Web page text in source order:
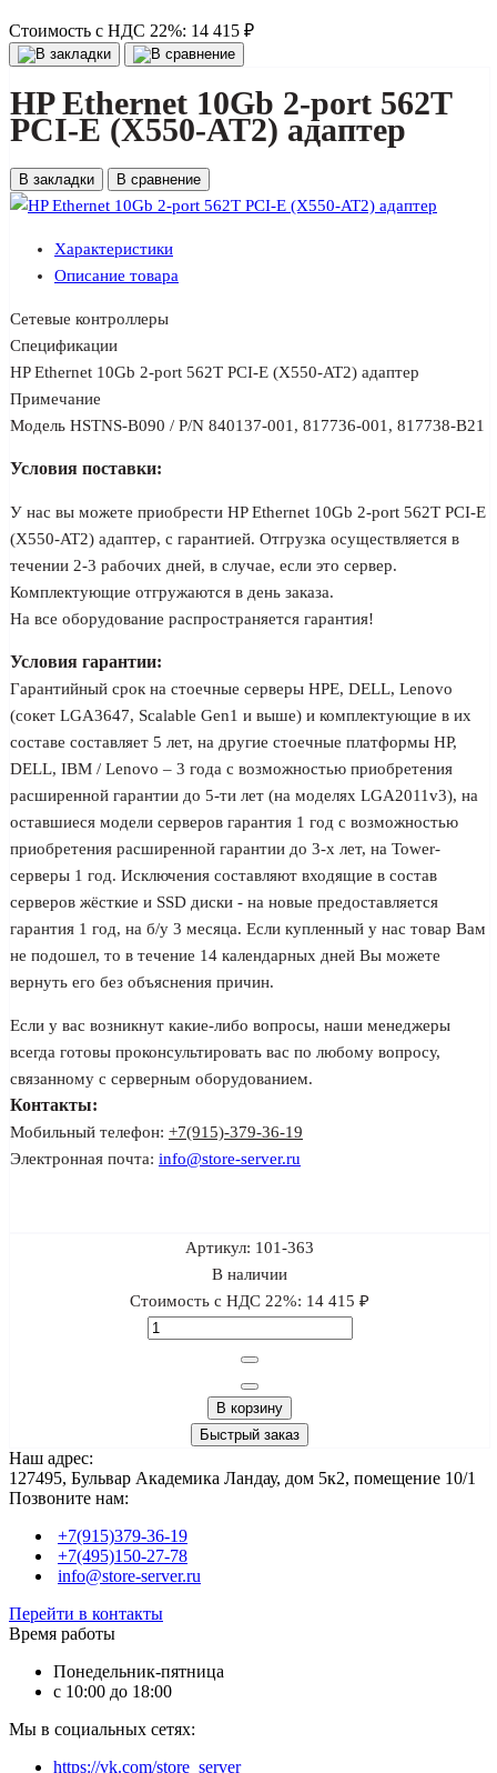
Стоимость с НДС 22%: 14 415 ₽
HP Ethernet 10Gb 2-port 562T
PCI-E (X550-AT2) адаптер
В закладки В сравнение
Характеристики
Описание товара
Сетевые контроллеры
Спецификации
HP Ethernet 10Gb 2-port 562T PCI-E (X550-AT2) адаптер
Примечание
Модель HSTNS-B090 / P/N 840137-001, 817736-001, 817738-B21
Условия поставки:
У нас вы можете приобрести HP Ethernet 10Gb 2-port 562T PCI-E
(X550-AT2) адаптер, с гарантией. Отгрузка осуществляется в
течении 2-3 рабочих дней, в случае, если это сервер.
Комплектующие отгружаются в день заказа.
На все оборудование распространяется гарантия!
Условия гарантии:
Гарантийный срок на стоечные серверы HPE, DELL, Lenovo
(сокет LGA3647, Scalable Gen1 и выше) и комплектующие в их
составе составляет 5 лет, на другие стоечные платформы HP,
DELL, IBM / Lenovo – 3 года с возможностью приобретения
расширенной гарантии до 5-ти лет (на моделях LGA2011v3), на
оставшиеся модели серверов гарантия 1 год с возможностью
приобретения расширенной гарантии до 3-х лет, на Tower-
серверы 1 год. Исключения составляют входящие в состав
серверов жёсткие и SSD диски - на новые предоставляется
гарантия 1 год, на б/у 3 месяца. Если купленный у нас товар Вам
не подошел, то в течение 14 календарных дней Вы можете
вернуть его без объяснения причин.
Если у вас возникнут какие-либо вопросы, наши менеджеры
всегда готовы проконсультировать вас по любому вопросу,
связанному с серверным оборудованием.
Контакты:
Мобильный телефон: +7(915)-379-36-19
Электронная почта: info@store-server.ru
Артикул: 101-363
В наличии
Стоимость с НДС 22%: 14 415 ₽
В корзину
Быстрый заказ
Наш адрес:
127495, Бульвар Академика Ландау, дом 5к2, помещение 10/1
Позвоните нам:
+7(915)379-36-19
+7(495)150-27-78
info@store-server.ru
Перейти в контакты
Время работы
Понедельник-пятница
с 10:00 до 18:00
Мы в социальных сетях:
https://vk.com/store_server